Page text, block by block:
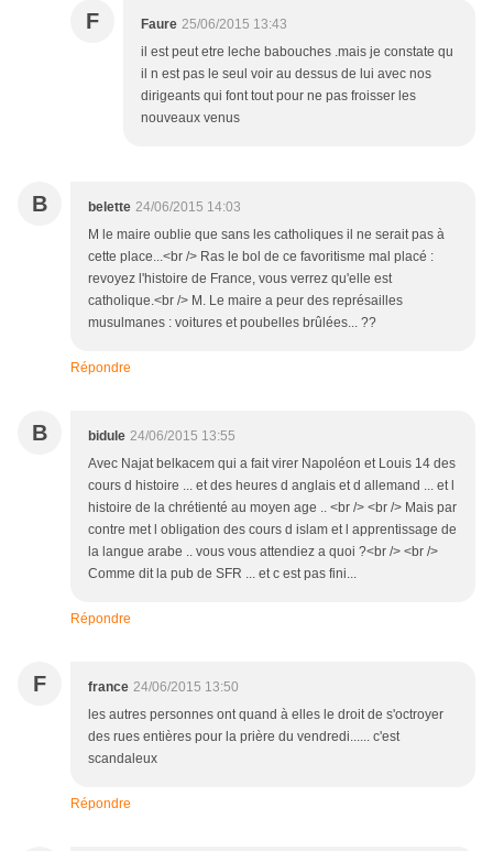
F Faure 25/06/2015 13:43
il est peut etre leche babouches .mais je constate qu
il n est pas le seul voir au dessus de lui avec nos
dirigeants qui font tout pour ne pas froisser les
nouveaux venus
B belette 24/06/2015 14:03
M le maire oublie que sans les catholiques il ne serait pas à
cette place...<br /> Ras le bol de ce favoritisme mal placé :
revoyez l'histoire de France, vous verrez qu'elle est
catholique.<br /> M. Le maire a peur des représailles
musulmanes : voitures et poubelles brûlées... ??
Répondre
B bidule 24/06/2015 13:55
Avec Najat belkacem qui a fait virer Napoléon et Louis 14 des
cours d histoire ... et des heures d anglais et d allemand ... et l
histoire de la chrétienté au moyen age .. <br /> <br /> Mais par
contre met l obligation des cours d islam et l apprentissage de
la langue arabe .. vous vous attendiez a quoi ?<br /> <br />
Comme dit la pub de SFR ... et c est pas fini...
Répondre
F france 24/06/2015 13:50
les autres personnes ont quand à elles le droit de s'octroyer
des rues entières pour la prière du vendredi...... c'est
scandaleux
Répondre